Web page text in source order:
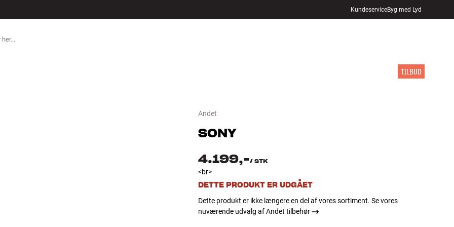
KundeserviceByg med Lyd
TILBUD
Andet
SONY
4.199,-/ STK
<br>
DETTE PRODUKT ER UDGÅET
Dette produkt er ikke længere en del af vores sortiment. Se vores
nuværende udvalg af Andet tilbehør